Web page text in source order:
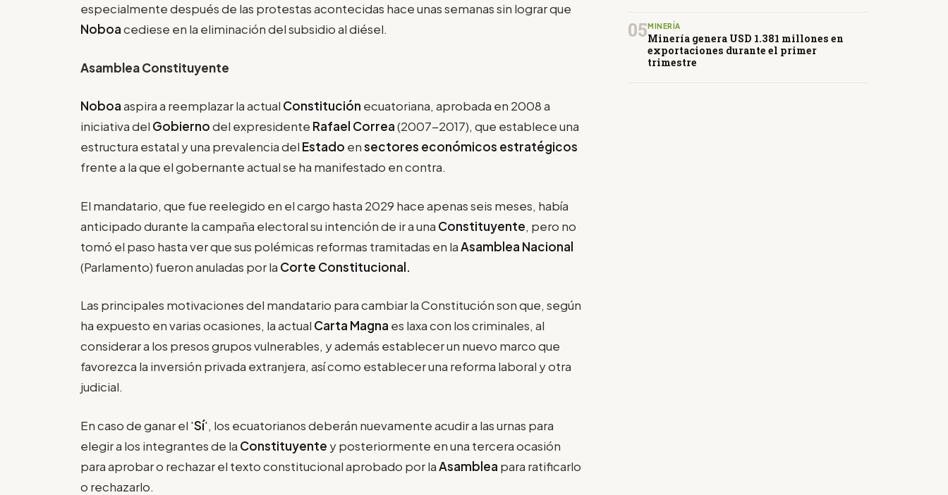
especialmente después de las protestas acontecidas hace unas semanas sin lograr que
Noboacediese en la eliminación del subsidio al diésel.
Asamblea Constituyente
Noboaaspira a reemplazar la actual Constitución ecuatoriana, aprobada en 2008 a
iniciativa del Gobiernodel expresidente Rafael Correa(2007-2017), que establece una
estructura estatal y una prevalencia del Estado ensectores económicos estratégicos
frente a la que el gobernante actual se ha manifestado en contra.
El mandatario, que fue reelegido en el cargo hasta 2029 hace apenas seis meses, había
anticipado durante la campaña electoral su intención de ir a una Constituyente, pero no
tomó el paso hasta ver que sus polémicas reformas tramitadas en laAsamblea Nacional
(Parlamento) fueron anuladas por la Corte Constitucional.
Las principales motivaciones del mandatario para cambiar la Constitución son que, según
ha expuesto en varias ocasiones, la actual Carta Magna es laxa con los criminales, al
considerar a los presos grupos vulnerables, y además establecer un nuevo marco que
favorezca la inversión privada extranjera, así como establecer una reforma laboral y otra
judicial.
En caso de ganar el 'Sí', los ecuatorianos deberán nuevamente acudir a las urnas para
elegir a los integrantes de la Constituyente y posteriormente en una tercera ocasión
para aprobar o rechazar el texto constitucional aprobado por laAsamblea para ratificarlo
o rechazarlo.
05 MINERÍA
Minería genera USD 1.381 millones en
exportaciones durante el primer
trimestre